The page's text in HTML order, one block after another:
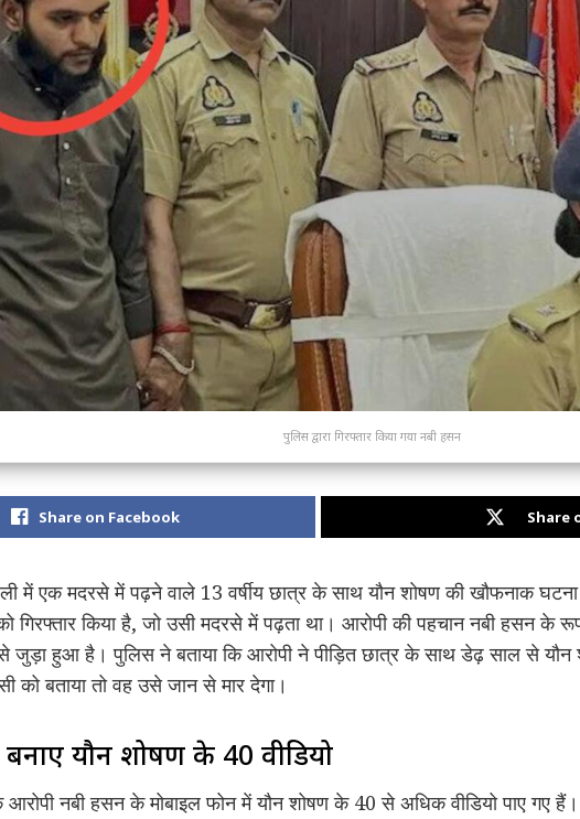
पुलिस द्वारा गिरफ्तार किया गया नबी हसन
Share on Facebook Share
में एक मदरसे में पढ़ने वाले 13 वर्षीय छात्र के साथ यौन शोषण की खौफनाक
गिरफ्तार किया है, जो उसी मदरसे में पढ़ता था। आरोपी की पहचान नबी हसन के
जुड़ा हुआ है। पुलिस ने बताया कि आरोपी ने पीड़ित छात्र के साथ डेढ़ साल से
को बताया तो वह उसे जान से मार देगा।
यौन शोषण के 40 वीडियो
आरोपी नबी हसन के मोबाइल फोन में यौन शोषण के 40 से अधिक वीडियो पाए गए